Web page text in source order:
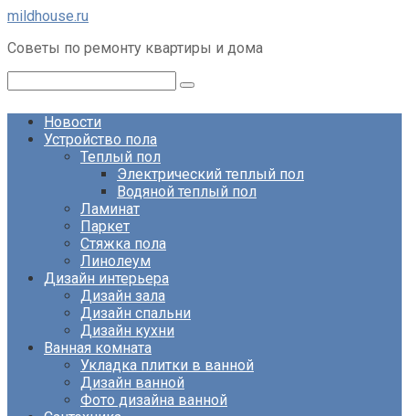
Перейти
контенту
mildhouse.ru
Советы по ремонту квартиры и дома
Новости
Устройство пола
Теплый пол
Электрический теплый пол
Водяной теплый пол
Ламинат
Паркет
Стяжка пола
Линолеум
Дизайн интерьера
Дизайн зала
Дизайн спальни
Дизайн кухни
Ванная комната
Укладка плитки в ванной
Дизайн ванной
Фото дизайна ванной